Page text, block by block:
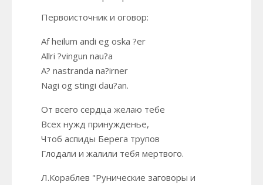
Первоисточник и оговор:
Af heilum andi eg oska ?er
Allri ?vingun nau?a
A? nastranda na?irner
Nagi og stingi dau?an.
От всего сердца желаю тебе
Всех нужд принужденье,
Чтоб аспиды Берега трупов
Глодали и жалили тебя мертвого.
Л.Кораблев "Рунические заговоры и